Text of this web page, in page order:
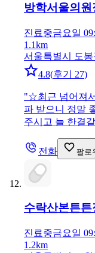
방학서울의원
진료중금요일
1.1km
서울특별시 도
4.8(후기 27)
"☆최근 넘어져
파 받으니 정말
주시고 늘 한결
전화 팔로
수락산본튼
진료중금요일
1.2km